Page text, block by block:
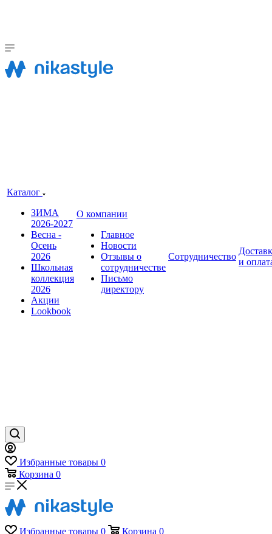
Каталог
ЗИМА
2026-2027
Весна -
Осень
2026
Школьная
коллекция
2026
Акции
Lookbook
О компании
Главное
Новости
Отзывы о
сотрудничестве
Письмо
директору
Сотрудничество
и
Избранные товары 0
Корзина 0
Избранные товары 0 Корзина 0